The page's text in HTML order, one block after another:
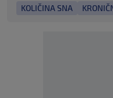
KOLIČINA SNA